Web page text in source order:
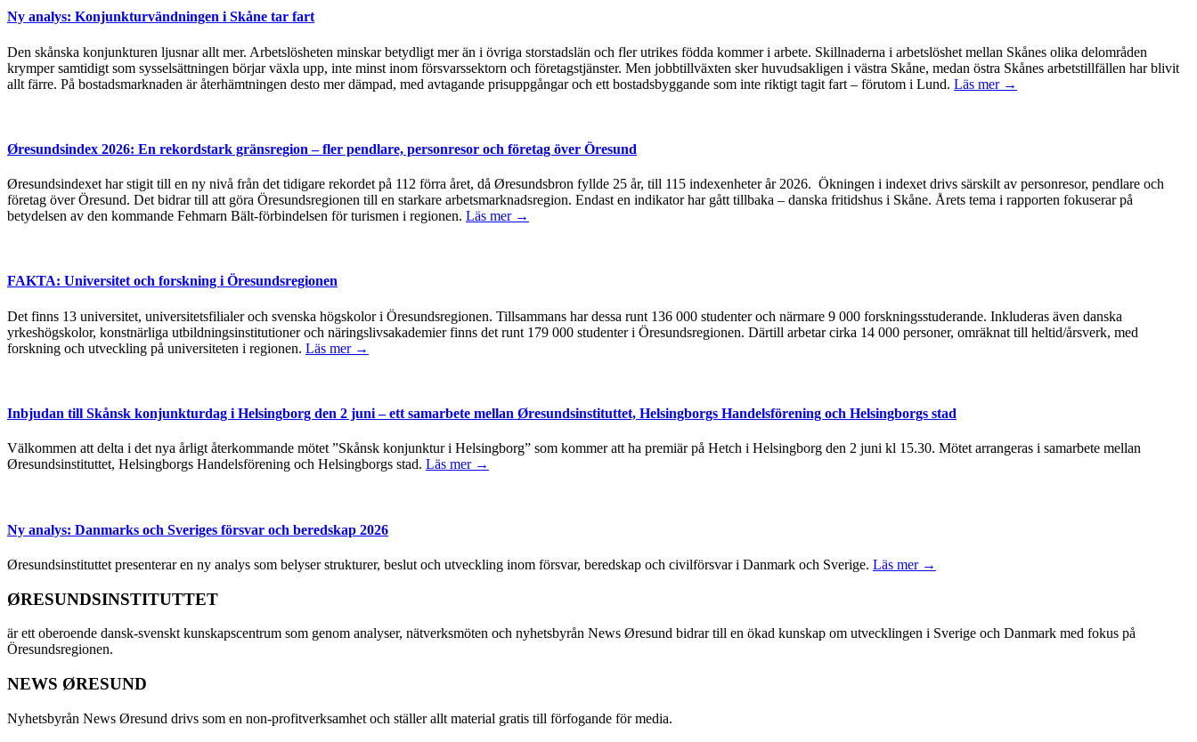
Ny analys: Konjunkturvändningen i Skåne tar fart
Den skånska konjunkturen ljusnar allt mer. Arbetslösheten minskar betydligt mer än i övriga storstadslän och fler utrikes födda kommer i arbete. Skillnaderna i arbetslöshet mellan Skånes olika delområden
krymper samtidigt som sysselsättningen börjar växla upp, inte minst inom försvarssektorn och företagstjänster. Men jobbtillväxten sker huvudsakligen i västra Skåne, medan östra Skånes arbetstillfällen har blivit
allt färre. På bostadsmarknaden är återhämtningen desto mer dämpad, med avtagande prisuppgångar och ett bostadsbyggande som inte riktigt tagit fart – förutom i Lund. Läs mer →
Øresundsindex 2026: En rekordstark gränsregion – fler pendlare, personresor och företag över Öresund
Øresundsindexet har stigit till en ny nivå från det tidigare rekordet på 112 förra året, då Øresundsbron fyllde 25 år, till 115 indexenheter år 2026. Ökningen i indexet drivs särskilt av personresor, pendlare och
företag över Öresund. Det bidrar till att göra Öresundsregionen till en starkare arbetsmarknadsregion. Endast en indikator har gått tillbaka – danska fritidshus i Skåne. Årets tema i rapporten fokuserar på
betydelsen av den kommande Fehmarn Bält-förbindelsen för turismen i regionen. Läs mer →
FAKTA: Universitet och forskning i Öresundsregionen
Det finns 13 universitet, universitetsfilialer och svenska högskolor i Öresundsregionen. Tillsammans har dessa runt 136 000 studenter och närmare 9 000 forskningsstuderande. Inkluderas även danska
yrkeshögskolor, konstnärliga utbildningsinstitutioner och näringslivsakademier finns det runt 179 000 studenter i Öresundsregionen. Därtill arbetar cirka 14 000 personer, omräknat till heltid/årsverk, med
forskning och utveckling på universiteten i regionen. Läs mer →
Inbjudan till Skånsk konjunkturdag i Helsingborg den 2 juni – ett samarbete mellan Øresundsinstituttet, Helsingborgs Handelsförening och Helsingborgs stad
Välkommen att delta i det nya årligt återkommande mötet ”Skånsk konjunktur i Helsingborg” som kommer att ha premiär på Hetch i Helsingborg den 2 juni kl 15.30. Mötet arrangeras i samarbete mellan
Øresundsinstituttet, Helsingborgs Handelsförening och Helsingborgs stad. Läs mer →
Ny analys: Danmarks och Sveriges försvar och beredskap 2026
Øresundsinstituttet presenterar en ny analys som belyser strukturer, beslut och utveckling inom försvar, beredskap och civilförsvar i Danmark och Sverige. Läs mer →
ØRESUNDSINSTITUTTET
är ett oberoende dansk-svenskt kunskapscentrum som genom analyser, nätverksmöten och nyhetsbyrån News Øresund bidrar till en ökad kunskap om utvecklingen i Sverige och Danmark med fokus på
Öresundsregionen.
NEWS ØRESUND
Nyhetsbyrån News Øresund drivs som en non-profitverksamhet och ställer allt material gratis till förfogande för media.